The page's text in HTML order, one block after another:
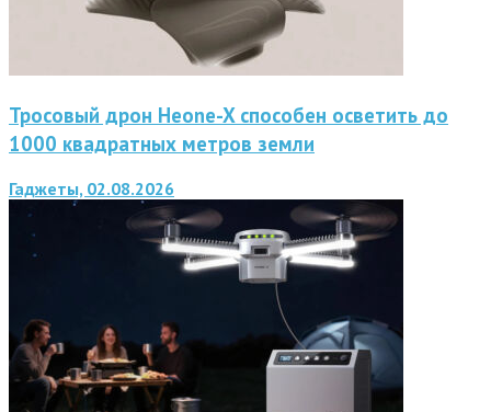
Тросовый дрон Heone-X способен осветить до
1000 квадратных метров земли
Гаджеты, 02.08.2026